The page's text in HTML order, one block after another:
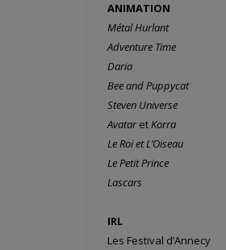
ANIMATION
Métal Hurlant
Adventure Time
Daria
Bee and Puppycat
Steven Universe
AvataretKorra
Le Roi et L’Oiseau
Le Petit Prince
Lascars
IRL
Les Festival d’Annecy